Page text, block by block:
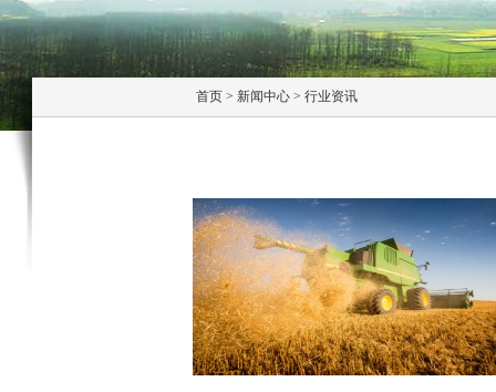
首页 > 新闻中心 > 行业资讯